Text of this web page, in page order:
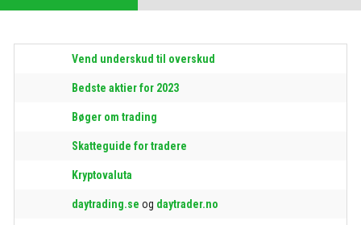
Vend underskud til overskud
Bedste aktier for 2023
Bøger om trading
Skatteguide for tradere
Kryptovaluta
daytrading.se og daytrader.no